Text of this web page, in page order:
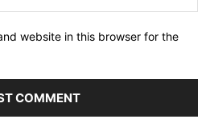
website in this browser for the